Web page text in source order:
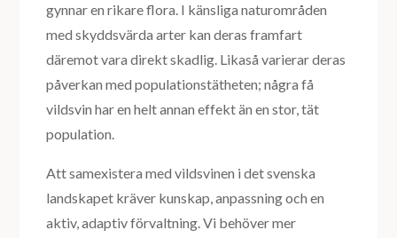
gynnar en rikare flora. I känsliga naturområden
med skyddsvärda arter kan deras framfart
däremot vara direkt skadlig. Likaså varierar deras
påverkan med populationstätheten; några få
vildsvin har en helt annan effekt än en stor, tät
population.
Att samexistera med vildsvinen i det svenska
landskapet kräver kunskap, anpassning och en
aktiv, adaptiv förvaltning. Vi behöver mer